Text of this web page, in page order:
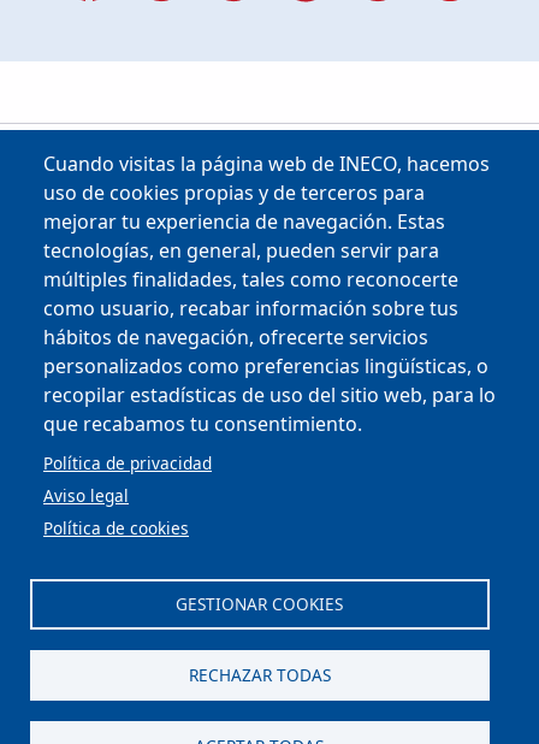
Cuando visitas la página web de INECO, hacemos
uso de cookies propias y de terceros para
mejorar tu experiencia de navegación. Estas
tecnologías, en general, pueden servir para
múltiples finalidades, tales como reconocerte
como usuario, recabar información sobre tus
hábitos de navegación, ofrecerte servicios
personalizados como preferencias lingüísticas, o
recopilar estadísticas de uso del sitio web, para lo
que recabamos tu consentimiento.
Política de privacidad
Aviso legal
Política de cookies
GESTIONAR COOKIES
RECHAZAR TODAS
Copyright © 2025
MENU FOOTER
PERFIL DEL CONTRATANTE
OFICINA VIRTUAL
COMPLIANCE Y ÉTICA
AVISO LEGAL
CONTACTO
PRIVACIDAD
COOKIES
MAPA WEB